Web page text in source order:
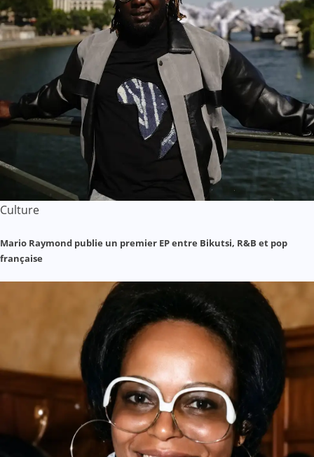
Culture
Mario Raymond publie un premier EP entre Bikutsi, R&B et pop
française